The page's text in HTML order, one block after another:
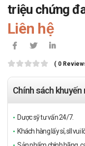
triệu chứng
Liên hệ
( 0
Chính sách khuyến
Dược sỹ tư vấn 24/7.
Khách hàng lấy sỉ, sll